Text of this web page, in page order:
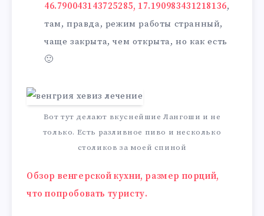
46.790043143725285, 17.190983431218136,
там, правда, режим работы странный,
чаще закрыта, чем открыта, но как есть
🙂
Вот тут делают вкуснейшие Лангоши и не
только. Есть разливное пиво и несколько
столиков за моей спиной
Обзор венгерской кухни, размер порций,
что попробовать туристу.